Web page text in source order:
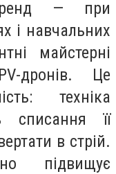
— при
і навчальних
майстерні
дронів. Це
техніка
списання її
в стрій.
підвищує